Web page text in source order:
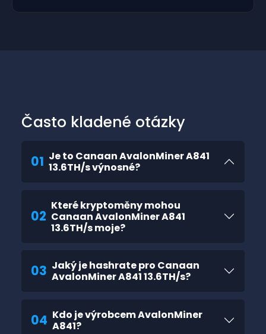
Často kladené otázky
01 Je to Canaan AvalonMiner A841
13.6TH/s výnosné?
02
Které kryptoměny mohou
Canaan AvalonMiner A841
13.6TH/s moje?
03 Jaký je hashrate pro Canaan
AvalonMiner A841 13.6TH/s?
04 Kdo je výrobcem AvalonMiner
A841?